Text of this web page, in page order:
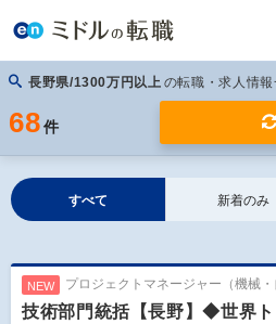
長野県/1300万円以上 の転職・求人情報
68 件
すべて 新着のみ
NEW プロジェクトマネージャー（機械・
技術部門統括【長野】◆世界